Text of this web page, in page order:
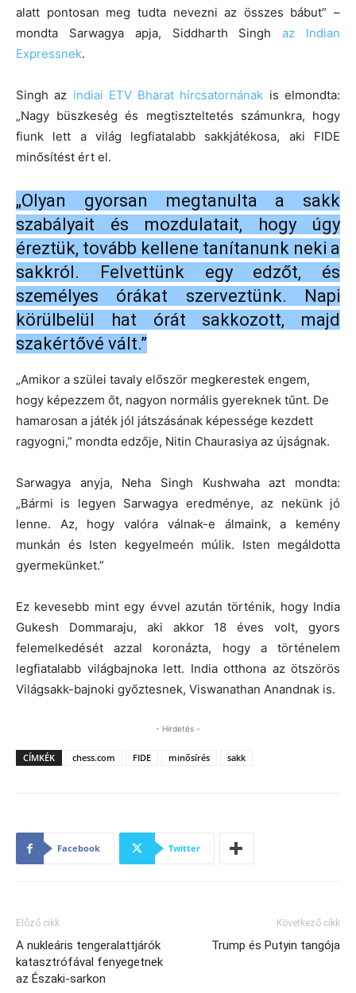
alatt pontosan meg tudta nevezni az összes bábut” –
mondta Sarwagya apja, Siddharth Singhaz Indian
Expressnek.
Singh az indiai ETV Bharat hírcsatornának is elmondta:
„Nagy büszkeség és megtiszteltetés számunkra, hogy
fiunk lett a világ legfiatalabb sakkjátékosa, aki FIDE
minősítést ért el.
„Olyan gyorsan megtanulta a sakk
szabályait és mozdulatait, hogy úgy
éreztük, tovább kellene tanítanunk neki a
sakkról. Felvettünk egy edzőt, és
személyes órákat szerveztünk. Napi
körülbelül hat órát sakkozott, majd
szakértővé vált.”
„Amikor a szülei tavaly először megkerestek engem,
hogy képezzem őt, nagyon normális gyereknek tűnt. De
hamarosan a játék jól játszásának képessége kezdett
ragyogni,” mondta edzője, Nitin Chaurasiya az újságnak.
Sarwagya anyja, Neha Singh Kushwaha azt mondta:
„Bármi is legyen Sarwagya eredménye, az nekünk jó
lenne. Az, hogy valóra válnak-e álmaink, a kemény
munkán és Isten kegyelmeén múlik. Isten megáldotta
gyermekünket.”
Ez kevesebb mint egy évvel azután történik, hogy India
Gukesh Dommaraju, aki akkor 18 éves volt, gyors
felemelkedését azzal koronázta, hogy a történelem
legfiatalabb világbajnoka lett. India otthona az ötszörös
Világsakk-bajnoki győztesnek, Viswanathan Anandnak is.
- Hirdetés -
CÍMKÉK chess.com FIDE minősírés sakk
Facebook Twitter
Előző cikk
A nukleáris tengeralattjárók
katasztrófával fenyegetnek
az Északi-sarkon
Következő cikk
Trump és Putyin tangója